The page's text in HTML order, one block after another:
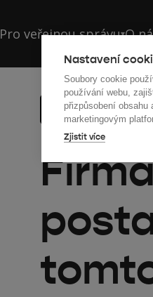
Nastavení
Soubory cookie
používání webu,
přizpůsobení obsahu
marketingovým
Zjistit více
Pro veřejnou správu▾O
Back to all